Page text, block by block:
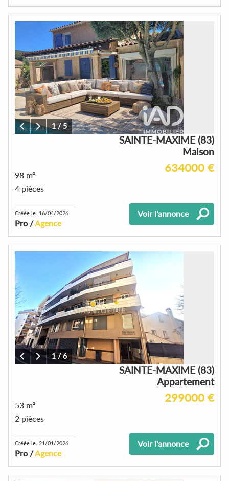
1/5
SAINTE-MAXIME (83)
Maison
634000 €
98 m²
4 pièces
Créée le: 16/04/2026
Pro /Agence
Voir l'annonce
1/6
SAINTE-MAXIME (83)
Appartement
299000 €
53 m²
2 pièces
Créée le: 21/01/2026
Pro /Agence
Voir l'annonce